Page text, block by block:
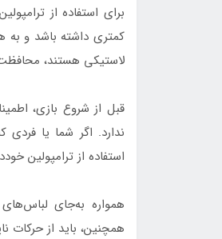
برای استفاده از
کمتری داشته باشد و به
لاستیکی هستند،
قبل از شروع بازی،
ندارد. اگر شما یا فردی
استفاده از ترامپولین
همواره به‌جای
همچنین، باید از حرکات